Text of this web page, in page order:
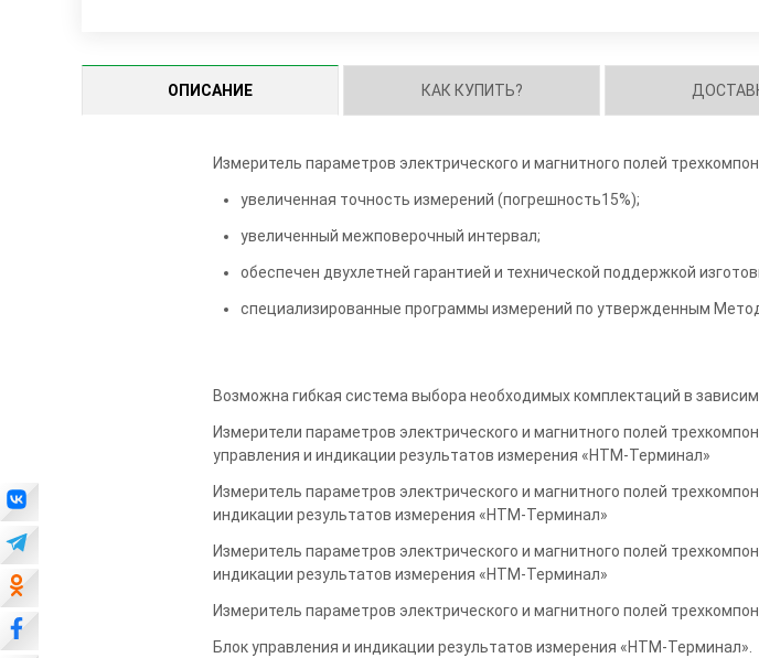
ОПИСАНИЕ КАК КУПИТЬ?
Измеритель параметров электрического и магнитного полей
увеличенная точность измерений (погрешность15%);
увеличенный межповерочный интервал;
обеспечен двухлетней гарантией и технической поддержкой
cпециализированные программы измерений по утвержденным
Возможна гибкая система выбора необходимых комплектаций в
Измерители параметров электрического и магнитного полей
управления и индикации результатов измерения «НТМ-Терминал»
Измеритель параметров электрического и магнитного полей
индикации результатов измерения «НТМ-Терминал»
Измеритель параметров электрического и магнитного полей
индикации результатов измерения «НТМ-Терминал»
Измеритель параметров электрического и магнитного полей
Блок управления и индикации результатов измерения «НТМ-Терминал».